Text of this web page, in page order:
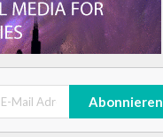
Abonnieren